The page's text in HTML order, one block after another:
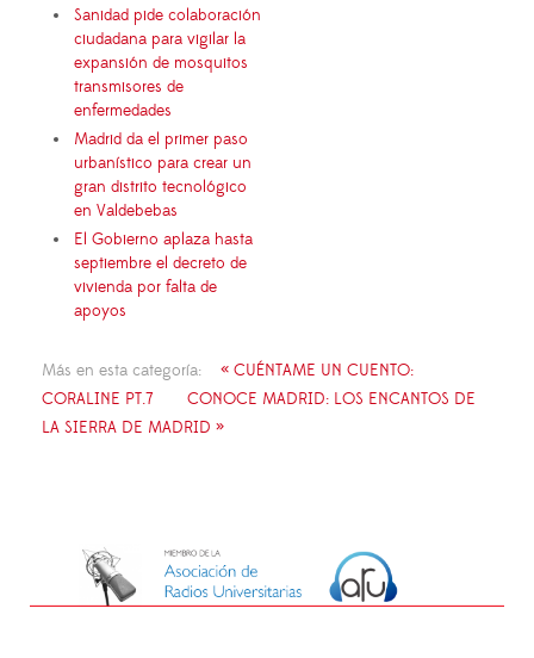
Sanidad pide colaboración
ciudadana para vigilar la
expansión de mosquitos
transmisores de
enfermedades
Madrid da el primer paso
urbanístico para crear un
gran distrito tecnológico
en Valdebebas
El Gobierno aplaza hasta
septiembre el decreto de
vivienda por falta de
apoyos
Más en esta categoría:
« CUÉNTAME UN CUENTO:
CORALINE PT.7
CONOCE MADRID: LOS ENCANTOS DE
LA SIERRA DE MADRID »